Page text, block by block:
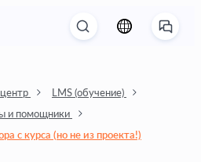
LMS (обучение)
и помощники
с курса (но не из проекта!)